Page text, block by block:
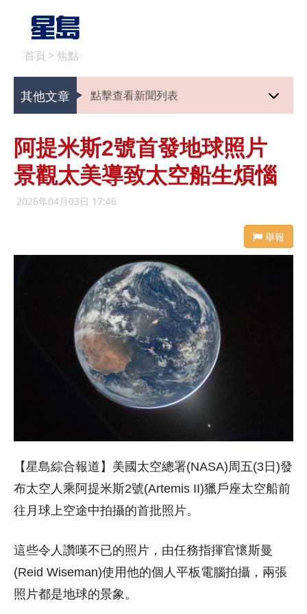
首頁 > 焦點
其他文章 點擊查看新聞列表
阿提米斯2號首發地球照片
景觀太美導致太空船生煩惱
2026年04月03日 17:46
舉報
【星島綜合報道】美國太空總署(NASA)周五(3日)發
布太空人乘阿提米斯2號(Artemis II)獵戶座太空船前
往月球上空途中拍攝的首批照片。
這些令人讚嘆不已的照片，由任務指揮官懷斯曼
(Reid Wiseman)使用他的個人平板電腦拍攝，兩張
照片都是地球的景象。